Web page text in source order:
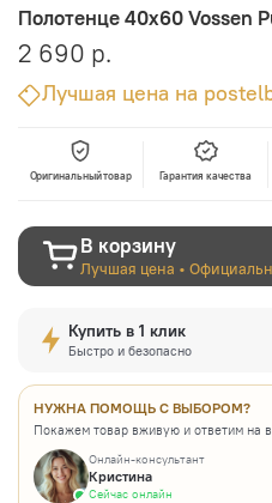
Полотенце 40х60 Vossen
2 690 р.
Лучшая цена на
Оригинальный товар Гарантия качества
В корзину
Лучшая цена •
Купить в 1 клик
Быстро и безопасно
НУЖНА ПОМОЩЬ С ВЫБОРОМ?
Покажем товар вживую и ответим на
Онлайн-консультант
Кристина
Сейчас онлайн